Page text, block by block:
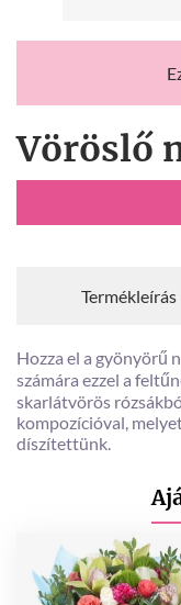
Vöröslő
Termékleírás
Hozza el a gyönyörű
számára ezzel a
skarlátvörös
kompozícióval,
díszítettünk.